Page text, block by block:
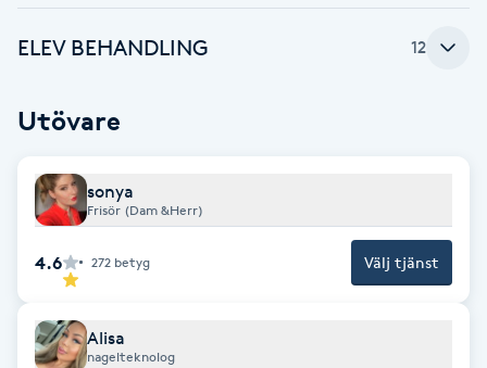
Gellack med förstärkning
Gravidmassage
Gravidyoga
ELEV BEHANDLING 12
Utövare
sonya
Frisör (Dam &Herr)
4.6 272 betyg Välj tjänst
Alisa
nagelteknolog